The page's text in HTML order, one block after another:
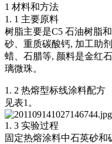
1 材料和方法
1. 1 主要原料
树脂主要是C5 石油树脂
砂、重质碳酸钙, 加工助
蜡、石腊等, 颜料是金红
璃微珠。
1. 2 热熔型标线涂料配方
见表1。
1. 3 实验过程
固定热熔涂料中石英砂